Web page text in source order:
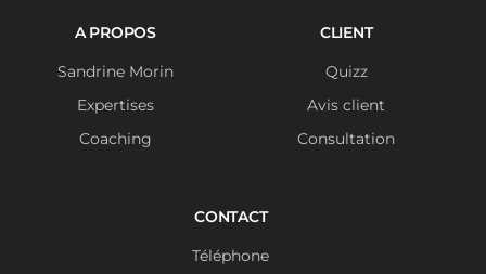
A PROPOS
Sandrine Morin
Expertises
Coaching
CLIENT
Quizz
Avis client
Consultation
CONTACT
Téléphone